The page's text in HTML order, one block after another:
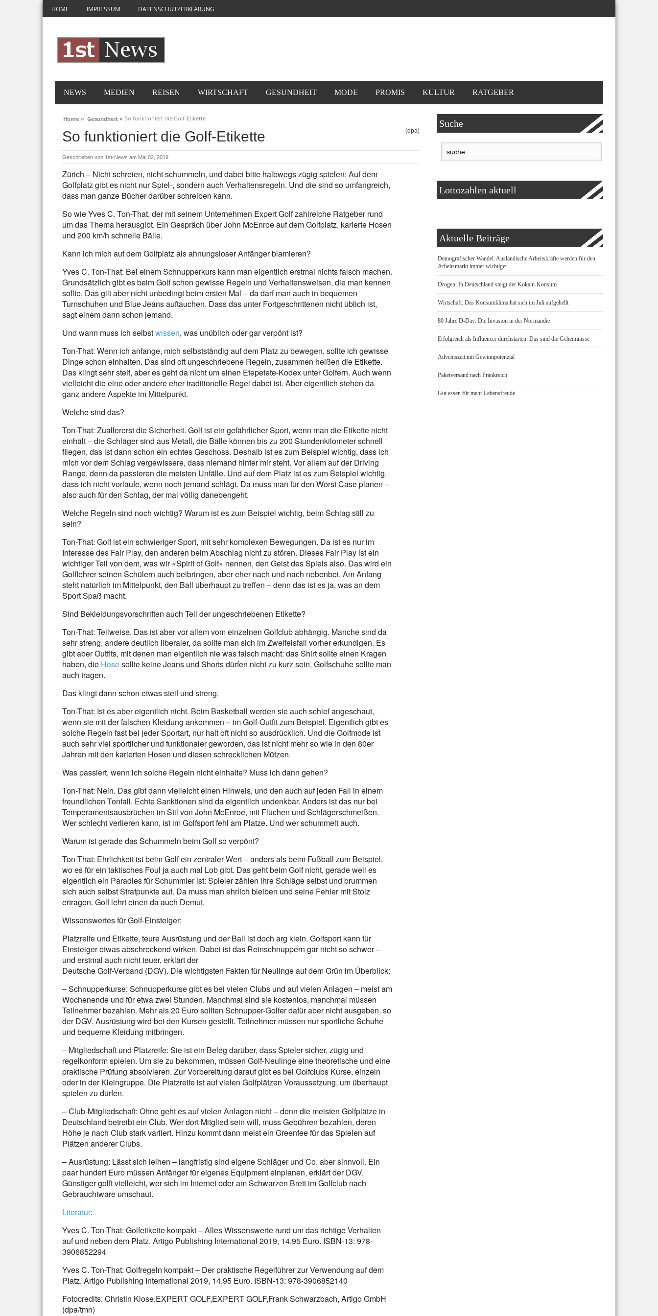
HOME IMPRESSUM DATENSCHUTZERKLÄRUNG
NEWS MEDIEN REISEN WIRTSCHAFT GESUNDHEIT MODE PROMIS KULTUR RATGEBER
Home » Gesundheit » So funktioniert die Golf-Etikette
So funktioniert die Golf-Etikette (dpa)
Geschrieben von 1st-News am Mai 02, 2019
Zürich – Nicht schreien, nicht schummeln, und dabei bitte halbwegs zügig spielen: Auf dem
Golfplatz gibt es nicht nur Spiel-, sondern auch Verhaltensregeln. Und die sind so umfangreich,
dass man ganze Bücher darüber schreiben kann.
So wie Yves C. Ton-That, der mit seinem Unternehmen Expert Golf zahlreiche Ratgeber rund
um das Thema herausgibt. Ein Gespräch über John McEnroe auf dem Golfplatz, karierte Hosen
und 200 km/h schnelle Bälle.
Kann ich mich auf dem Golfplatz als ahnungsloser Anfänger blamieren?
Yves C. Ton-That: Bei einem Schnupperkurs kann man eigentlich erstmal nichts falsch machen.
Grundsätzlich gibt es beim Golf schon gewisse Regeln und Verhaltensweisen, die man kennen
sollte. Das gilt aber nicht unbedingt beim ersten Mal – da darf man auch in bequemen
Turnschuhen und Blue Jeans auftauchen. Dass das unter Fortgeschrittenen nicht üblich ist,
sagt einem dann schon jemand.
Und wann muss ich selbstwissen, was unüblich oder gar verpönt ist?
Ton-That: Wenn ich anfange, mich selbstständig auf dem Platz zu bewegen, sollte ich gewisse
Dinge schon einhalten. Das sind oft ungeschriebene Regeln, zusammen heißen die Etikette.
Das klingt sehr steif, aber es geht da nicht um einen Etepetete-Kodex unter Golfern. Auch wenn
vielleicht die eine oder andere eher traditionelle Regel dabei ist. Aber eigentlich stehen da
ganz andere Aspekte im Mittelpunkt.
Welche sind das?
Ton-That: Zuallererst die Sicherheit. Golf ist ein gefährlicher Sport, wenn man die Etikette nicht
einhält – die Schläger sind aus Metall, die Bälle können bis zu 200 Stundenkilometer schnell
fliegen, das ist dann schon ein echtes Geschoss. Deshalb ist es zum Beispiel wichtig, dass ich
mich vor dem Schlag vergewissere, dass niemand hinter mir steht. Vor allem auf der Driving
Range, denn da passieren die meisten Unfälle. Und auf dem Platz ist es zum Beispiel wichtig,
dass ich nicht vorlaufe, wenn noch jemand schlägt. Da muss man für den Worst Case planen –
also auch für den Schlag, der mal völlig danebengeht.
Welche Regeln sind noch wichtig? Warum ist es zum Beispiel wichtig, beim Schlag still zu
sein?
Ton-That: Golf ist ein schwieriger Sport, mit sehr komplexen Bewegungen. Da ist es nur im
Interesse des Fair Play, den anderen beim Abschlag nicht zu stören. Dieses Fair Play ist ein
wichtiger Teil von dem, was wir «Spirit of Golf» nennen, den Geist des Spiels also. Das wird ein
Golflehrer seinen Schülern auch beibringen, aber eher nach und nach nebenbei. Am Anfang
steht natürlich im Mittelpunkt, den Ball überhaupt zu treffen – denn das ist es ja, was an dem
Sport Spaß macht.
Sind Bekleidungsvorschriften auch Teil der ungeschriebenen Etikette?
Ton-That: Teilweise. Das ist aber vor allem vom einzelnen Golfclub abhängig. Manche sind da
sehr streng, andere deutlich liberaler, da sollte man sich im Zweifelsfall vorher erkundigen. Es
gibt aber Outfits, mit denen man eigentlich nie was falsch macht: das Shirt sollte einen Kragen
haben, die Hosesollte keine Jeans und Shorts dürfen nicht zu kurz sein, Golfschuhe sollte man
auch tragen.
Das klingt dann schon etwas steif und streng.
Ton-That: Ist es aber eigentlich nicht. Beim Basketball werden sie auch schief angeschaut,
wenn sie mit der falschen Kleidung ankommen – im Golf-Outfit zum Beispiel. Eigentlich gibt es
solche Regeln fast bei jeder Sportart, nur halt oft nicht so ausdrücklich. Und die Golfmode ist
auch sehr viel sportlicher und funktionaler geworden, das ist nicht mehr so wie in den 80er
Jahren mit den karierten Hosen und diesen schrecklichen Mützen.
Was passiert, wenn ich solche Regeln nicht einhalte? Muss ich dann gehen?
Ton-That: Nein. Das gibt dann vielleicht einen Hinweis, und den auch auf jeden Fall in einem
freundlichen Tonfall. Echte Sanktionen sind da eigentlich undenkbar. Anders ist das nur bei
Temperamentsausbrüchen im Stil von John McEnroe, mit Flüchen und Schlägerschmeißen.
Wer schlecht verlieren kann, ist im Golfsport fehl am Platze. Und wer schummelt auch.
Warum ist gerade das Schummeln beim Golf so verpönt?
Ton-That: Ehrlichkeit ist beim Golf ein zentraler Wert – anders als beim Fußball zum Beispiel,
wo es für ein taktisches Foul ja auch mal Lob gibt. Das geht beim Golf nicht, gerade weil es
eigentlich ein Paradies für Schummler ist: Spieler zählen ihre Schläge selbst und brummen
sich auch selbst Strafpunkte auf. Da muss man ehrlich bleiben und seine Fehler mit Stolz
ertragen. Golf lehrt einen da auch Demut.
Wissenswertes für Golf-Einsteiger:
Platzreife und Etikette, teure Ausrüstung und der Ball ist doch arg klein. Golfsport kann für
Einsteiger etwas abschreckend wirken. Dabei ist das Reinschnuppern gar nicht so schwer –
und erstmal auch nicht teuer, erklärt der
Deutsche Golf-Verband (DGV). Die wichtigsten Fakten für Neulinge auf dem Grün im Überblick:
– Schnupperkurse: Schnupperkurse gibt es bei vielen Clubs und auf vielen Anlagen – meist am
Wochenende und für etwa zwei Stunden. Manchmal sind sie kostenlos, manchmal müssen
Teilnehmer bezahlen. Mehr als 20 Euro sollten Schnupper-Golfer dafür aber nicht ausgeben, so
der DGV. Ausrüstung wird bei den Kursen gestellt. Teilnehmer müssen nur sportliche Schuhe
und bequeme Kleidung mitbringen.
– Mitgliedschaft und Platzreife: Sie ist ein Beleg darüber, dass Spieler sicher, zügig und
regelkonform spielen. Um sie zu bekommen, müssen Golf-Neulinge eine theoretische und eine
praktische Prüfung absolvieren. Zur Vorbereitung darauf gibt es bei Golfclubs Kurse, einzeln
oder in der Kleingruppe. Die Platzreife ist auf vielen Golfplätzen Voraussetzung, um überhaupt
spielen zu dürfen.
– Club-Mitgliedschaft: Ohne geht es auf vielen Anlagen nicht – denn die meisten Golfplätze in
Deutschland betreibt ein Club. Wer dort Mitglied sein will, muss Gebühren bezahlen, deren
Höhe je nach Club stark variiert. Hinzu kommt dann meist ein Greenfee für das Spielen auf
Plätzen anderer Clubs.
– Ausrüstung: Lässt sich leihen – langfristig sind eigene Schläger und Co. aber sinnvoll. Ein
paar hundert Euro müssen Anfänger für eigenes Equipment einplanen, erklärt der DGV.
Günstiger golft vielleicht, wer sich im Internet oder am Schwarzen Brett im Golfclub nach
Gebrauchtware umschaut.
Literatur:
Yves C. Ton-That: Golfetikette kompakt – Alles Wissenswerte rund um das richtige Verhalten
auf und neben dem Platz. Artigo Publishing International 2019, 14,95 Euro. ISBN-13: 978-
3906852294
Yves C. Ton-That: Golfregeln kompakt – Der praktische Regelführer zur Verwendung auf dem
Platz. Artigo Publishing International 2019, 14,95 Euro. ISBN-13: 978-3906852140
Fotocredits: Christin Klose,EXPERT GOLF,EXPERT GOLF,Frank Schwarzbach, Artigo GmbH
(dpa/tmn)
Suche
Lottozahlen aktuell
Aktuelle Beiträge
Demografischer Wandel: Ausländische Arbeitskräfte werden für den
Arbeitsmarkt immer wichtiger
Drogen: In Deutschland steigt der Kokain-Konsum
Wirtschaft: Das Konsumklima hat sich im Juli aufgehellt
80 Jahre D-Day: Die Invasion in der Normandie
Erfolgreich als Influencer durchstarten: Das sind die Geheimnisse
Adventszeit mit Gewinnpotenzial
Paketversand nach Frankreich
Gut essen für mehr Lebensfreude